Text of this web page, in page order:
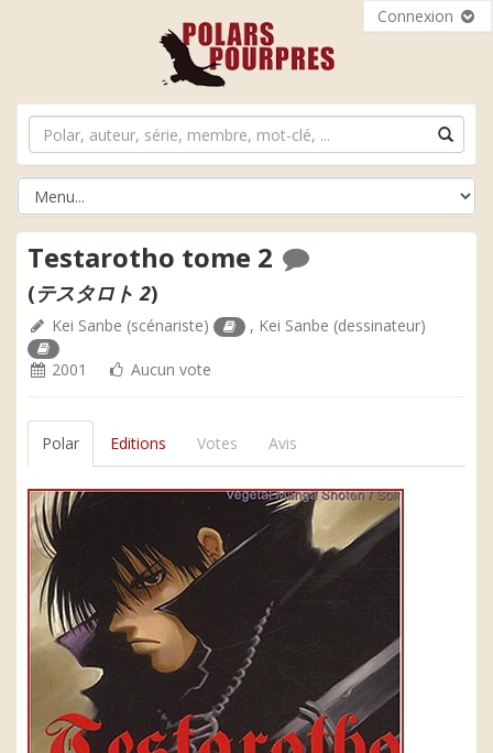
Connexion
Testarotho tome 2
(テスタロト 2)
Kei Sanbe (scénariste) , Kei Sanbe (dessinateur)
2001 Aucun vote
Polar Editions Votes Avis